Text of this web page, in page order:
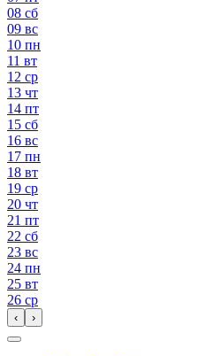
08 сб
09 вс
10 пн
11 вт
12 ср
13 чт
14 пт
15 сб
16 вс
17 пн
18 вт
19 ср
20 чт
21 пт
22 сб
23 вс
24 пн
25 вт
26 ср
‹ ›